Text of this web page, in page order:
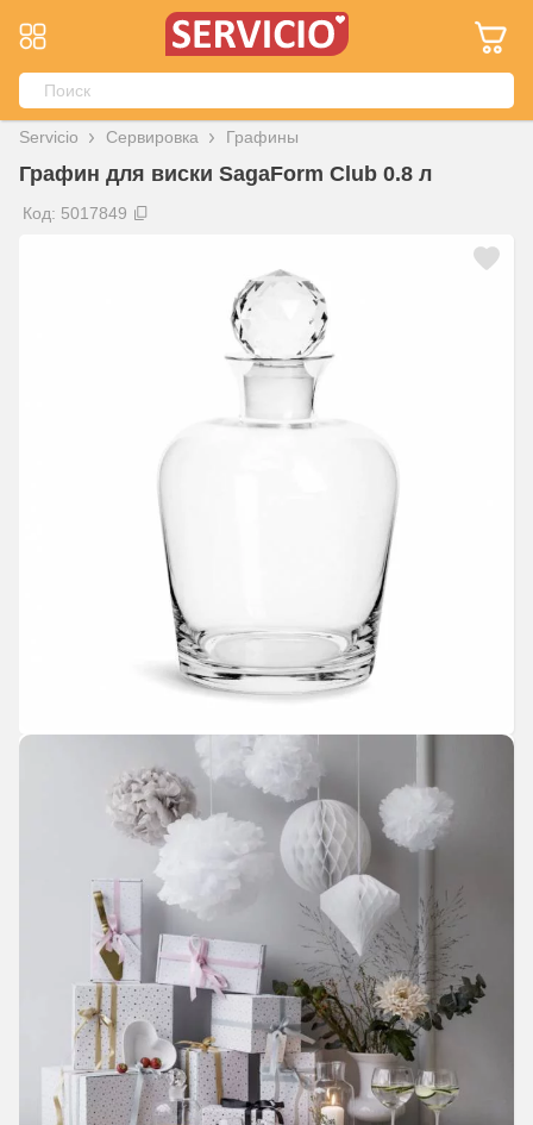
Servicio Сервировка Графины
Графин для виски SagaForm Club 0.8 л
Код: 5017849